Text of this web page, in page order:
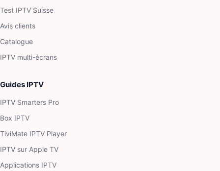
Test IPTV Suisse
Avis clients
Catalogue
IPTV multi-écrans
Guides IPTV
IPTV Smarters Pro
Box IPTV
TiviMate IPTV Player
IPTV sur Apple TV
Applications IPTV